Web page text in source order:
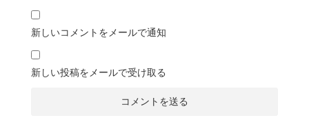
新しいコメントをメールで通知
新しい投稿をメールで受け取る